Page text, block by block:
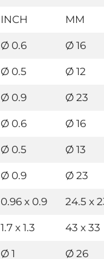
INCH MM
Ø 0.6 Ø 16
Ø 0.5 Ø 12
Ø 0.9 Ø 23
Ø 0.6 Ø 16
Ø 0.5 Ø 13
Ø 0.9 Ø 23
0.96 x 0.9 24.5 x
1.7 x 1.3 43 x 33
Ø 1 Ø 26